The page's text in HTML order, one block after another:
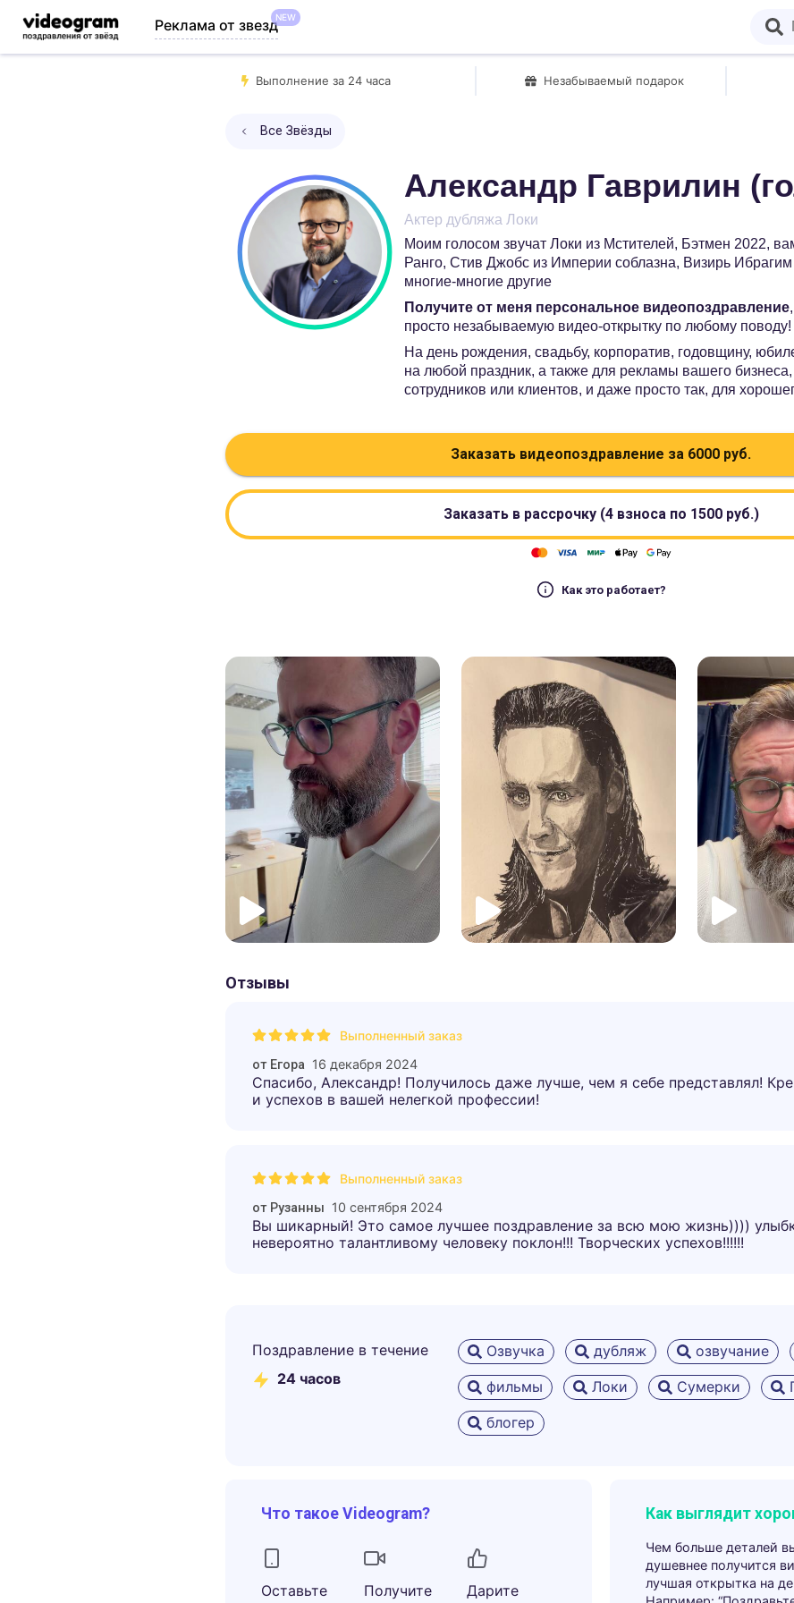
Реклама от звездNEW
Выполнение за 24 часа Незабываемый подарок
Все Звёзды
Александр Гаврилин
Актер дубляжа Локи
Моим голосом звучат Локи из Мстителей, Бэтмен 2022,
Ранго, Стив Джобс из Империи соблазна, Визирь
многие-многие другие
Получите от меня персональное видеопоздравление
просто незабываемую видео-открытку по любому поводу!
На день рождения, свадьбу, корпоратив, годовщину,
на любой праздник, а также для рекламы вашего
сотрудников или клиентов, и даже просто так, для
Заказать видеопоздравление за 6000 руб.
Заказать в рассрочку (4 взноса по 1500руб.)
Как это работает?
Отзывы
Выполненный заказ
от Егора 16 декабря 2024
Спасибо, Александр! Получилось даже лучше, чем я себе представлял!
и успехов в вашей нелегкой профессии!
Выполненный заказ
от Рузанны 10 сентября 2024
Вы шикарный! Это самое лучшее поздравление за всю мою жизнь))))
невероятно талантливому человеку поклон!!! Творческих успехов!!!!!!
Поздравление в течение
24 часов
Озвучка дубляж озвучание
фильмы
Локи Сумерки
блогер
Что такое Videogram?
Оставьте
Получите
Дарите
Как выглядит
Чем больше деталей
душевнее получится
лучшая открытка на